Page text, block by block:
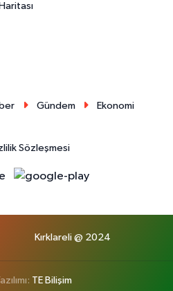
Gündem
Ekonomi
Sözleşmesi
Kırklareli @ 2024
TE Bilişim